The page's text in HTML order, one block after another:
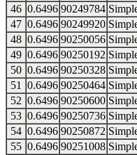
46 0.6496 90249784
47 0.6496 90249920
48 0.6496 90250056
49 0.6496 90250192
50 0.6496 90250328
51
0.6496 90250464
52 0.6496 90250600
53 0.6496 90250736
54 0.6496 90250872
55 0.6496 90251008